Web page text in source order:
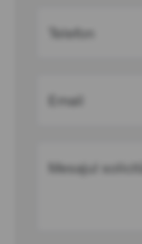
Telefon
Email
Mesajul